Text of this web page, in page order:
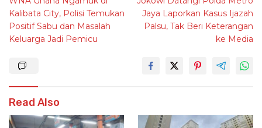
navigation
Kalibata City, Polisi Temukan
Positif Sabu dan Masalah
Keluarga Jadi Pemicu
Jaya Laporkan Kasus Ijazah
Palsu, Tak Beri Keterangan
ke Media
Read Also